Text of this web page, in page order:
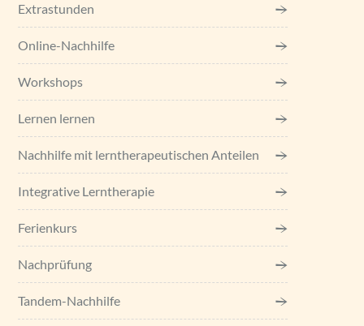
Extrastunden
Online-Nachhilfe
Workshops
Lernen lernen
Nachhilfe mit lerntherapeutischen Anteilen
Integrative Lerntherapie
Ferienkurs
Nachprüfung
Tandem-Nachhilfe